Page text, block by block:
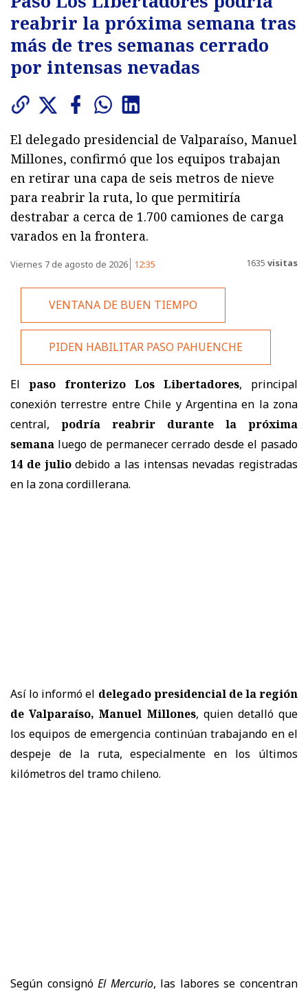
reabrir la próxima semana tras
más de tres semanas cerrado
por intensas nevadas
El delegado presidencial de Valparaíso, Manuel
Millones, confirmó que los equipos trabajan
en retirar una capa de seis metros de nieve
para reabrir la ruta, lo que permitiría
destrabar a cerca de 1.700 camiones de carga
varados en la frontera.
Viernes 7 de agosto de 2026 12:35 1635 visitas
VENTANA DE BUEN TIEMPO
PIDEN HABILITAR PASO PAHUENCHE
El paso fronterizo Los Libertadores, principal
conexión terrestre entre Chile y Argentina en la zona
central, podría reabrir durante la próxima
semana luego de permanecer cerrado desde el pasado
14 de juliodebido a las intensas nevadas registradas
en la zona cordillerana.
Así lo informó el delegado presidencial de la región
de Valparaíso, Manuel Millones, quien detalló que
los equipos de emergencia continúan trabajando en el
despeje de la ruta, especialmente en los últimos
kilómetros del tramo chileno.
Según consignóEl Mercurio, las labores se concentran